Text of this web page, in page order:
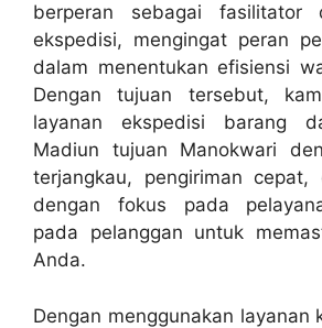
berperan sebagai fasilitator
ekspedisi, mengingat peran
dalam menentukan efisiensi
Dengan tujuan tersebut,
layanan ekspedisi barang
Madiun tujuan Manokwari
terjangkau, pengiriman cepat,
dengan fokus pada
pada pelanggan untuk
Anda.
Dengan menggunakan layanan